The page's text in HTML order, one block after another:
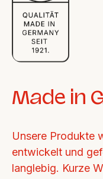
Made in
Unsere Produkte
entwickelt und
langlebig. Kurze